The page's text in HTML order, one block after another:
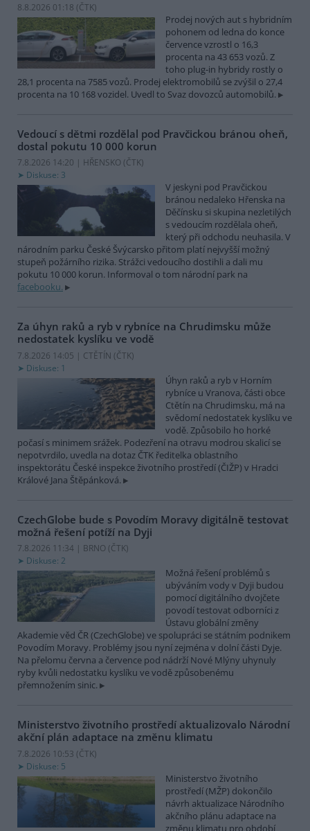
8.8.2026 01:18 (ČTK)
Prodej nových aut s hybridním
pohonem od ledna do konce
července vzrostl o 16,3
procenta na 43 653 vozů. Z
toho plug-in hybridy rostly o
28,1 procenta na 7585 vozů. Prodej elektromobilů se zvýšil o 27,4
procenta na 10 168 vozidel. Uvedl to Svaz dovozců automobilů.
Vedoucí s dětmi rozdělal pod Pravčickou bránou oheň,
dostal pokutu 10 000 korun
7.8.2026 14:20 | HŘENSKO (ČTK)
Diskuse: 3
V jeskyni pod Pravčickou
bránou nedaleko Hřenska na
Děčínsku si skupina nezletilých
s vedoucím rozdělala oheň,
který při odchodu neuhasila. V
národním parku České Švýcarsko přitom platí nejvyšší možný
stupeň požárního rizika. Strážci vedoucího dostihli a dali mu
pokutu 10 000 korun. Informoval o tom národní park na
facebooku.
Za úhyn raků a ryb v rybníce na Chrudimsku může
nedostatek kyslíku ve vodě
7.8.2026 14:05 | CTĚTÍN (ČTK)
Diskuse: 1
Úhyn raků a ryb v Horním
rybníce u Vranova, části obce
Ctětín na Chrudimsku, má na
svědomí nedostatek kyslíku ve
vodě. Způsobilo ho horké
počasí s minimem srážek. Podezření na otravu modrou skalicí se
nepotvrdilo, uvedla na dotaz ČTK ředitelka oblastního
inspektorátu České inspekce životního prostředí (ČIŽP) v Hradci
Králové Jana Štěpánková.
CzechGlobe bude s Povodím Moravy digitálně testovat
možná řešení potíží na Dyji
7.8.2026 11:34 | BRNO (ČTK)
Diskuse: 2
Možná řešení problémů s
ubýváním vody v Dyji budou
pomocí digitálního dvojčete
povodí testovat odborníci z
Ústavu globální změny
Akademie věd ČR (CzechGlobe) ve spolupráci se státním podnikem
Povodím Moravy. Problémy jsou nyní zejména v dolní části Dyje.
Na přelomu června a července pod nádrží Nové Mlýny uhynuly
ryby kvůli nedostatku kyslíku ve vodě způsobenému
přemnožením sinic.
Ministerstvo životního prostředí aktualizovalo Národní
akční plán adaptace na změnu klimatu
7.8.2026 10:53 (ČTK)
Diskuse: 5
Ministerstvo životního
prostředí (MŽP) dokončilo
návrh aktualizace Národního
akčního plánu adaptace na
změnu klimatu pro období